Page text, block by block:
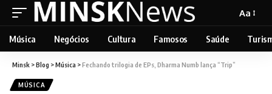
Aa
Música Negócios Cultura Famosos Saúde
Minsk >Blog >Música >Fechando trilogia de EPs, Dharma Numb lança “Trip”
MÚSICA